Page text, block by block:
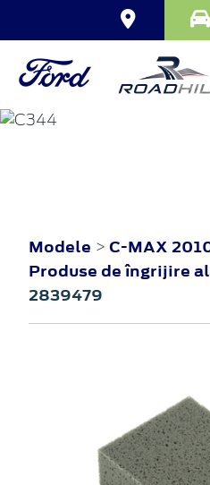
Modele > C-MAX
Produse de îngrijire
2839479